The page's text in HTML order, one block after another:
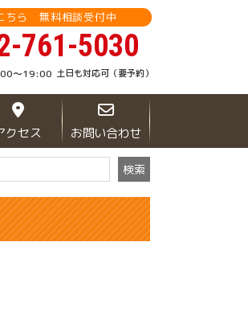
ちら 無料相談受付中
761-5030
～19:00 土日も対応可（要予約）
クセス お問い合わせ